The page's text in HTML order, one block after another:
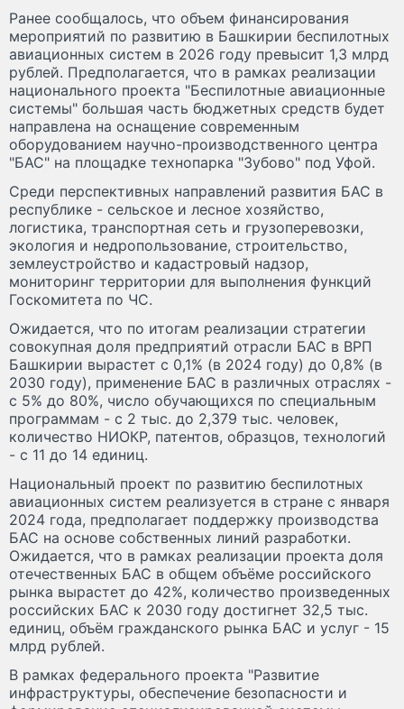
Ранее сообщалось, что объем финансирования
мероприятий по развитию в Башкирии беспилотных
авиационных систем в 2026 году превысит 1,3 млрд
рублей. Предполагается, что в рамках реализации
национального проекта "Беспилотные авиационные
системы" большая часть бюджетных средств будет
направлена на оснащение современным
оборудованием научно-производственного центра
"БАС" на площадке технопарка "Зубово" под Уфой.
Среди перспективных направлений развития БАС в
республике - сельское и лесное хозяйство,
логистика, транспортная сеть и грузоперевозки,
экология и недропользование, строительство,
землеустройство и кадастровый надзор,
мониторинг территории для выполнения функций
Госкомитета по ЧС.
Ожидается, что по итогам реализации стратегии
совокупная доля предприятий отрасли БАС в ВРП
Башкирии вырастет с 0,1% (в 2024 году) до 0,8% (в
2030 году), применение БАС в различных отраслях -
с 5% до 80%, число обучающихся по специальным
программам - с 2 тыс. до 2,379 тыс. человек,
количество НИОКР, патентов, образцов, технологий
- с 11 до 14 единиц.
Национальный проект по развитию беспилотных
авиационных систем реализуется в стране с января
2024 года, предполагает поддержку производства
БАС на основе собственных линий разработки.
Ожидается, что в рамках реализации проекта доля
отечественных БАС в общем объёме российского
рынка вырастет до 42%, количество произведенных
российских БАС к 2030 году достигнет 32,5 тыс.
единиц, объём гражданского рынка БАС и услуг - 15
млрд рублей.
В рамках федерального проекта "Развитие
инфраструктуры, обеспечение безопасности и